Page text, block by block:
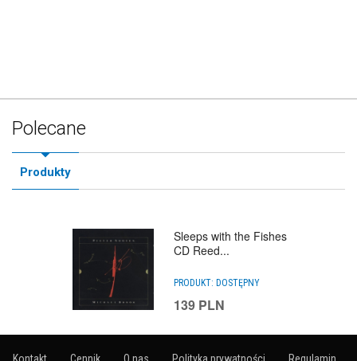
Polecane
Produkty
Sleeps with the Fishes
CD Reed...
PRODUKT: DOSTĘPNY
139 PLN